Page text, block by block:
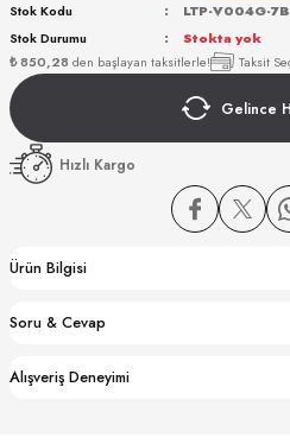
₺ 850,28 den başlayan taksitlerle! Taksit
Stok Kodu
LTP-V004G-
Stok Durumu
Stokta yok
Gelince
Hızlı Kargo
Ürün Bilgisi
Soru & Cevap
Alışveriş Deneyimi